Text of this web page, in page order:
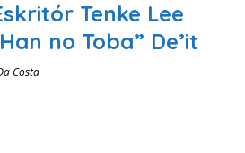
Tenke Lee
no Toba” De’it
Costa